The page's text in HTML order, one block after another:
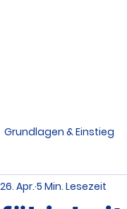
Grundlagen & Einstieg
Risiken & Ursachen
26. Apr. 5 Min. Lesezeit